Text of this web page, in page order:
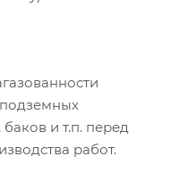
и т.п. перед
работ.